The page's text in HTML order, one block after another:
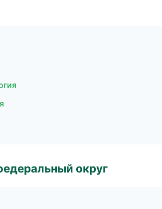
округ